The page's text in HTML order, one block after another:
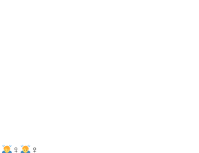
‍♀️ ‍♀️